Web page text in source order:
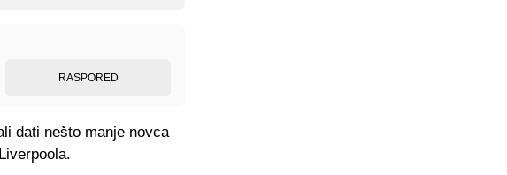
RASPORED
dati nešto manje novca